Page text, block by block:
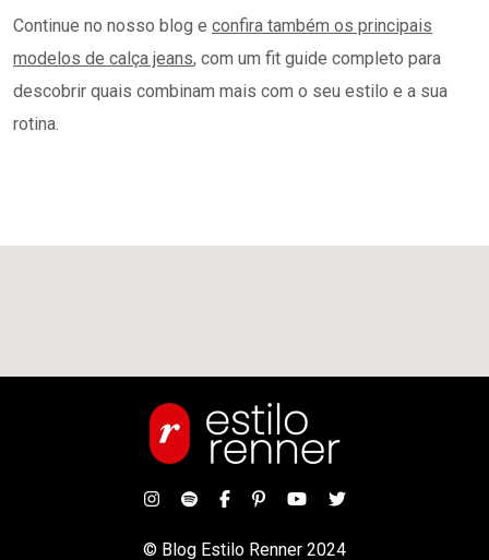
Continue no nosso blog e confira também os principais
modelos de calça jeans, com um fit guide completo para
descobrir quais combinam mais com o seu estilo e a sua
rotina.
© Blog Estilo Renner 2024